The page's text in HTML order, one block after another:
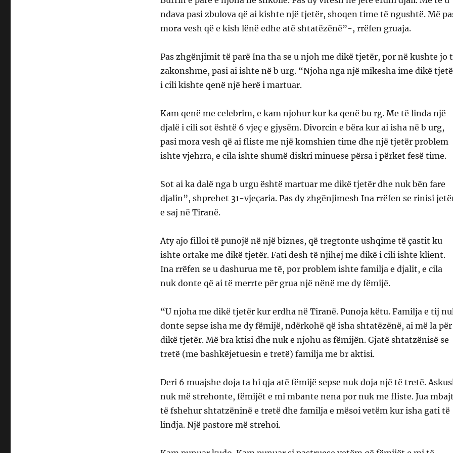
ndava pasi zbulova që ai kishte një tjetër, shoqen time të ngushtë. Më
mora vesh që e kish lënë edhe atë shtatëzënë”-, rrëfen gruaja.
Pas zhgënjimit të parë Ina tha se u njoh me dikë tjetër, por në kushte jo
zakonshme, pasi ai ishte në b urg. “Njoha nga një mikesha ime dikë
i cili kishte qenë një herë i martuar.
Kam qenë me celebrim, e kam njohur kur ka qenë bu rg. Me të linda një
djalë i cili sot është 6 vjeç e gjysëm. Divorcin e bëra kur ai isha në b urg,
pasi mora vesh që ai fliste me një komshien time dhe një tjetër problem
ishte vjehrra, e cila ishte shumë diskri minuese përsa i përket fesë time.
Sot ai ka dalë nga b urgu është martuar me dikë tjetër dhe nuk bën fare
djalin”, shprehet 31-vjeçaria. Pas dy zhgënjimesh Ina rrëfen se rinisi
e saj në Tiranë.
Aty ajo filloi të punojë në një biznes, që tregtonte ushqime të çastit ku
ishte ortake me dikë tjetër. Fati desh të njihej me dikë i cili ishte klient.
Ina rrëfen se u dashurua me të, por problem ishte familja e djalit, e cila
nuk donte që ai të merrte për grua një nënë me dy fëmijë.
“U njoha me dikë tjetër kur erdha në Tiranë. Punoja këtu. Familja e tij
donte sepse isha me dy fëmijë, ndërkohë që isha shtatëzënë, ai më la për
dikë tjetër. Më bra ktisi dhe nuk e njohu as fëmijën. Gjatë shtatzënisë se
tretë (me bashkëjetuesin e tretë) familja me br aktisi.
Deri 6 muajshe doja ta hi qja atë fëmijë sepse nuk doja një të tretë.
nuk më strehonte, fëmijët e mi mbante nena por nuk me fliste. Jua
të fshehur shtatzëninë e tretë dhe familja e mësoi vetëm kur isha gati të
lindja. Një pastore më strehoi.